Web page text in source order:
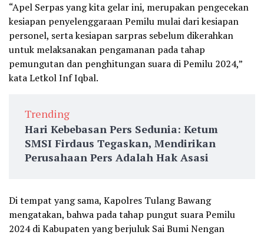
“Apel Serpas yang kita gelar ini, merupakan pengecekan
kesiapan penyelenggaraan Pemilu mulai dari kesiapan
personel, serta kesiapan sarpras sebelum dikerahkan
untuk melaksanakan pengamanan pada tahap
pemungutan dan penghitungan suara di Pemilu 2024,”
kata Letkol Inf Iqbal.
Trending
Hari Kebebasan Pers Sedunia: Ketum
SMSI Firdaus Tegaskan, Mendirikan
Perusahaan Pers Adalah Hak Asasi
Di tempat yang sama, Kapolres Tulang Bawang
mengatakan, bahwa pada tahap pungut suara Pemilu
2024 di Kabupaten yang berjuluk Sai Bumi Nengan